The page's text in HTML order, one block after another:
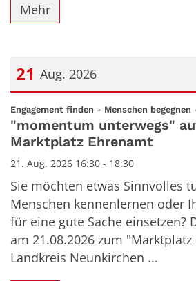
Mehr
21 Aug. 2026
Datum: 21. August 2026
Engagement finden - Menschen
"momentum unterwegs"
Marktplatz Ehrenamt
21. Aug. 2026 16:30 - 18:30
Sie möchten etwas Sinnvolles
Menschen kennenlernen oder
für eine gute Sache einsetzen?
am 21.08.2026 zum
Landkreis Neunkirchen ...